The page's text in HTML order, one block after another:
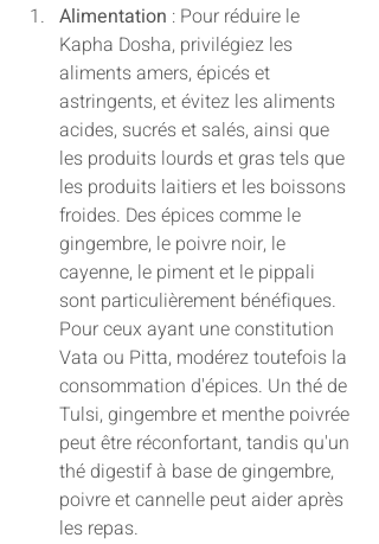
Alimentation : Pour réduire le
Kapha Dosha, privilégiez les
aliments amers, épicés et
astringents, et évitez les aliments
acides, sucrés et salés, ainsi que
les produits lourds et gras tels que
les produits laitiers et les boissons
froides. Des épices comme le
gingembre, le poivre noir, le
cayenne, le piment et le pippali
sont particulièrement bénéfiques.
Pour ceux ayant une constitution
Vata ou Pitta, modérez toutefois la
consommation d'épices. Un thé de
Tulsi, gingembre et menthe poivrée
peut être réconfortant, tandis qu'un
thé digestif à base de gingembre,
poivre et cannelle peut aider après
les repas.